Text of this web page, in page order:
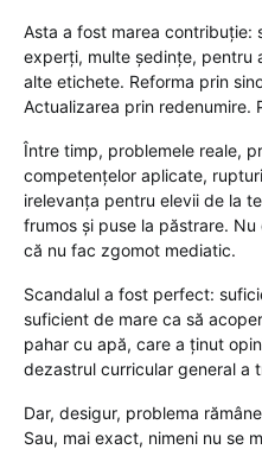
Asta a fost marea contribuție:
experți, multe ședințe, pentru
alte etichete. Reforma prin
Actualizarea prin redenumire.
Între timp, problemele reale,
competențelor aplicate,
irelevanța pentru elevii de la
frumos și puse la păstrare.
că nu fac zgomot mediatic.
Scandalul a fost perfect:
suficient de mare ca să
pahar cu apă, care a ținut
dezastrul curricular general a
Dar, desigur, problema
Sau, mai exact, nimeni nu se